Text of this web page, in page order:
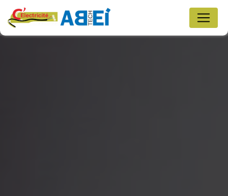
Panneau de gestion des cookies